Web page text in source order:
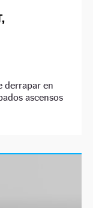
derrapar en
ascensos